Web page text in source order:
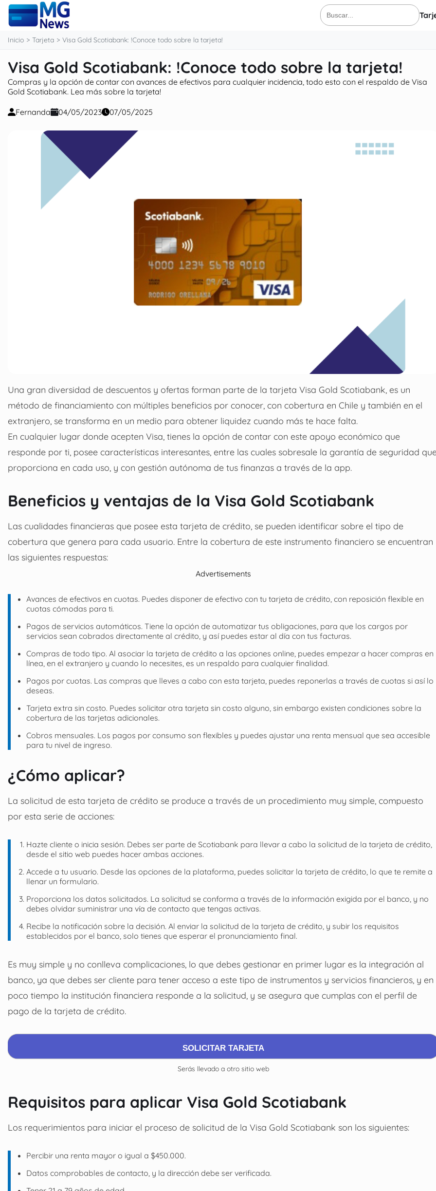
contenido
Buscar:
Inicio Tarjeta Visa Gold Scotiabank: !Conoce todo sobre la tarjeta!
Visa Gold Scotiabank: !Conoce todo sobre la tarjeta!
Compras y la opción de contar con avances de efectivos para cualquier incidencia, todo esto con el respaldo de Visa
Gold Scotiabank. Lea más sobre la tarjeta!
Fernanda 04/05/2023 07/05/2025
Una gran diversidad de descuentos y ofertas forman parte de la tarjeta Visa Gold Scotiabank, es un
método de financiamiento con múltiples beneficios por conocer, con cobertura en Chile y también en el
extranjero, se transforma en un medio para obtener liquidez cuando más te hace falta.
En cualquier lugar donde acepten Visa, tienes la opción de contar con este apoyo económico que
responde por ti, posee características interesantes, entre las cuales sobresale la garantía de seguridad
proporciona en cada uso, y con gestión autónoma de tus finanzas a través de la app.
Beneficios y ventajas de la Visa Gold Scotiabank
Las cualidades financieras que posee esta tarjeta de crédito, se pueden identificar sobre el tipo de
cobertura que genera para cada usuario. Entre la cobertura de este instrumento financiero se encuentran
las siguientes respuestas:
Advertisements
Avances de efectivos en cuotas. Puedes disponer de efectivo con tu tarjeta de crédito, con reposición flexible en
cuotas cómodas para ti.
Pagos de servicios automáticos. Tiene la opción de automatizar tus obligaciones, para que los cargos por
servicios sean cobrados directamente al crédito, y así puedes estar al día con tus facturas.
Compras de todo tipo. Al asociar la tarjeta de crédito a las opciones online, puedes empezar a hacer compras en
línea, en el extranjero y cuando lo necesites, es un respaldo para cualquier finalidad.
Pagos por cuotas. Las compras que lleves a cabo con esta tarjeta, puedes reponerlas a través de cuotas si así lo
deseas.
Tarjeta extra sin costo. Puedes solicitar otra tarjeta sin costo alguno, sin embargo existen condiciones sobre la
cobertura de las tarjetas adicionales.
Cobros mensuales. Los pagos por consumo son flexibles y puedes ajustar una renta mensual que sea accesible
para tu nivel de ingreso.
¿Cómo aplicar?
La solicitud de esta tarjeta de crédito se produce a través de un procedimiento muy simple, compuesto
por esta serie de acciones:
Hazte cliente o inicia sesión. Debes ser parte de Scotiabank para llevar a cabo la solicitud de la tarjeta de crédito,
desde el sitio web puedes hacer ambas acciones.
Accede a tu usuario. Desde las opciones de la plataforma, puedes solicitar la tarjeta de crédito, lo que te remite a
llenar un formulario.
Proporciona los datos solicitados. La solicitud se conforma a través de la información exigida por el banco, y no
debes olvidar suministrar una vía de contacto que tengas activas.
Recibe la notificación sobre la decisión. Al enviar la solicitud de la tarjeta de crédito, y subir los requisitos
establecidos por el banco, solo tienes que esperar el pronunciamiento final.
Es muy simple y no conlleva complicaciones, lo que debes gestionar en primer lugar es la integración al
banco, ya que debes ser cliente para tener acceso a este tipo de instrumentos y servicios financieros, y en
poco tiempo la institución financiera responde a la solicitud, y se asegura que cumplas con el perfil de
pago de la tarjeta de crédito.
SOLICITAR TARJETA
Serás llevado a otro sitio web
Requisitos para aplicar Visa Gold Scotiabank
Los requerimientos para iniciar el proceso de solicitud de la Visa Gold Scotiabank son los siguientes:
Percibir una renta mayor o igual a $450.000.
Datos comprobables de contacto, y la dirección debe ser verificada.